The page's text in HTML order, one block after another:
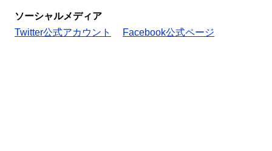
ソーシャルメディア
Twitter公式アカウント
Facebook公式ページ